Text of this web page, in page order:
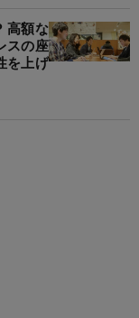
高額な
スの座
を上げ